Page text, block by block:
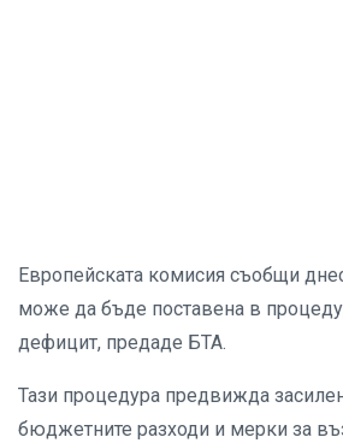
Европейската комисия съобщи
може да бъде поставена в
дефицит, предаде БТА.
Тази процедура предвижда
бюджетните разходи и мерки за